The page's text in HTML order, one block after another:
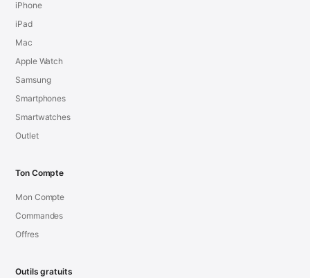
iPhone
iPad
Mac
Apple Watch
Samsung
Smartphones
Smartwatches
Outlet
Ton Compte
Mon Compte
Commandes
Offres
Outils gratuits